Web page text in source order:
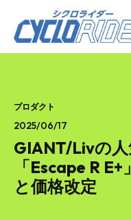
プロダクト
2025/06/17
GIANT/Livの
「Escape R
と価格改定